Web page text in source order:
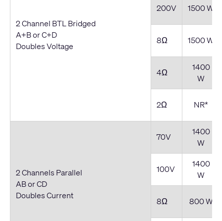
2 Channel BTL Bridged
A+B or C+D
Doubles Voltage
200V 1500 W
8Ω 1500 W
4Ω
1400
W
2Ω NR*
2 Channels Parallel
AB or CD
Doubles Current
70V
1400
W
100V
1400
W
8Ω 800 W